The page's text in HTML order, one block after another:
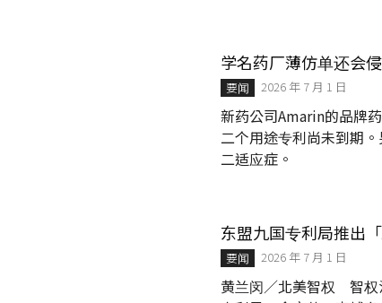
日益猖獗的专利勒索，
理的「无形资产」，并采
原告诉讼基础 ...
学名药厂薄仿单还会
要闻 2026 年 7 月 1 日
新药公司Amarin的品牌
二个用途专利尚未到期
二适应症。
东盟九国专利局推出
要闻 2026 年 7 月 1 日
黄兰闵／北美智权 智权